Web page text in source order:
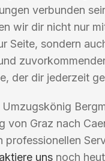
verbunden
wir dir nicht nur
Seite, sondern
der dir jederzeit
von Graz nach
professionellen
uns noch